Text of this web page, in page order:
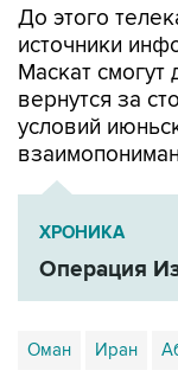
До этого
источники
Маскат
вернутся за
условий
ХРОНИКА
Операция
Оман Иран